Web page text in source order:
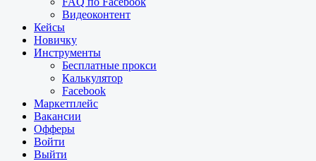
Видеоконтент
Кейсы
Новичку
Инструменты
Бесплатные прокси
Калькулятор
Facebook
Маркетплейс
Вакансии
Офферы
Войти
Выйти